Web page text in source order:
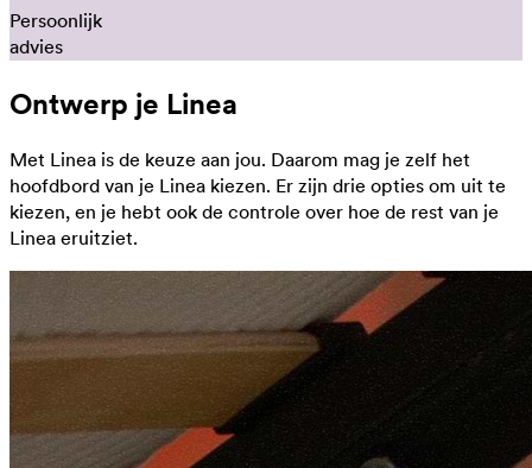
Persoonlijk
advies
Ontwerp je Linea
Met Linea is de keuze aan jou. Daarom mag je zelf het
hoofdbord van je Linea kiezen. Er zijn drie opties om uit te
kiezen, en je hebt ook de controle over hoe de rest van je
Linea eruitziet.